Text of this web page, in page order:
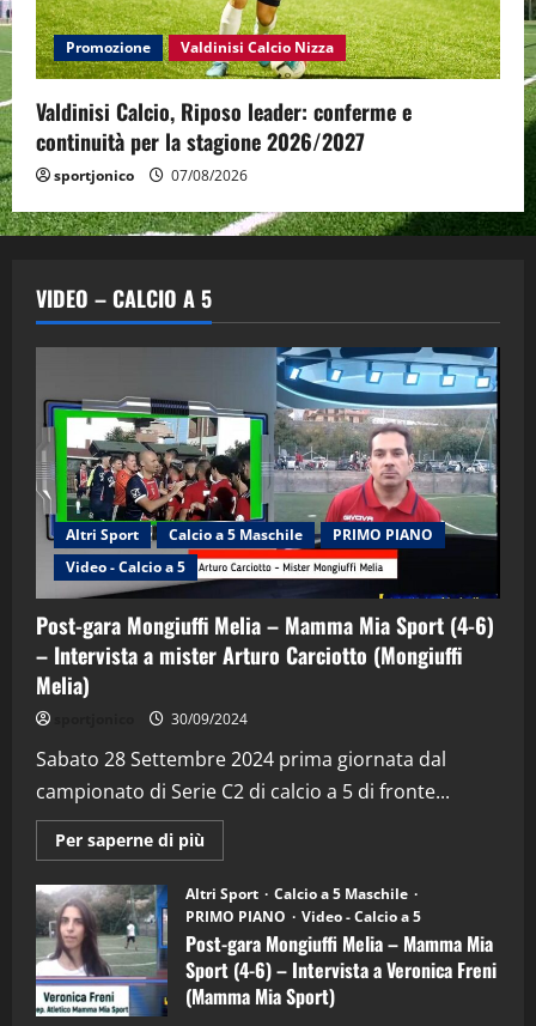
Promozione Valdinisi Calcio Nizza
Valdinisi Calcio, Riposo leader: conferme e
continuità per la stagione 2026/2027
sportjonico 07/08/2026
VIDEO – CALCIO A 5
Altri Sport Calcio a 5 Maschile
PRIMO PIANO
Video - Calcio a 5
Post-gara Mongiuffi Melia – Mamma Mia Sport (4-6)
– Intervista a mister Arturo Carciotto (Mongiuffi
Melia)
30/09/2024
Sabato 28 Settembre 2024 prima giornata dal
campionato di Serie C2 di calcio a 5 di fronte...
Per saperne di più
informazioni
Post-
gara
Mongiuffi
Melia
–
Mamma
Mia
Sport
Altri Sport
Calcio a 5 Maschile
PRIMO PIANO
Video - Calcio a 5
Post-gara Mongiuffi Melia – Mamma Mia
Sport (4-6) – Intervista a Veronica Freni
(Mamma Mia Sport)
2
“SportEmpire” in Podcast: 29^ Puntata
(Martedi 28 Aprile 2026)
28/04/2026
3
"SportEmpire" in Podcast
“SportEmpire” in Podcast: 28^ Puntata
(Martedi 21 Aprile 2026)
21/04/2026